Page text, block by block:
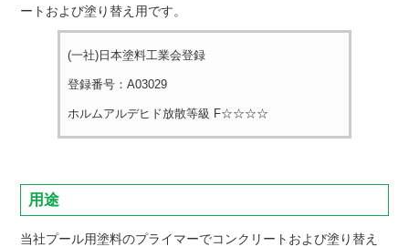
ートおよび塗り替え用です。
(一社)日本塗料工業会登録
登録番号：A03029
ホルムアルデヒド放散等級 F☆☆☆☆
用途
当社プール用塗料のプライマーでコンクリートおよび塗り替え